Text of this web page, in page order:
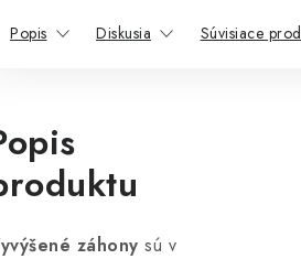
Popis Diskusia Súvisiace
záhony sú v